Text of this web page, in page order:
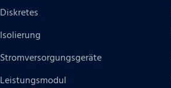
Diskretes
Isolierung
Stromversorgungsgeräte
Leistungsmodul